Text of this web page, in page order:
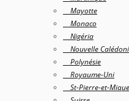
Mayotte
Monaco
Nigéria
Nouvelle
Polynésie
Royaume-Uni
St-Pierre-et-